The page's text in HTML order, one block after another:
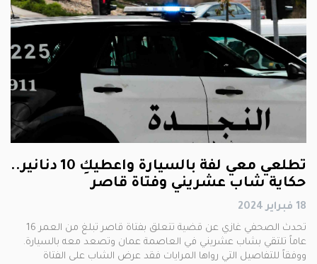
تطلعي معي لفة بالسيارة واعطيكِ 10 دنانير..
حكاية شاب عشريني وفتاة قاصر
18 فبراير 2024
تحدث الصحفي غازي عن قضية تتعلق بفتاة قاصر تبلغ من العمر 16
عاماً تلتقي بشاب عشريني في العاصمة عمان وتصعد معه بالسيارة.
ووفقاً للتفاصيل التي رواها المرايات فقد عرض الشاب على الفتاة